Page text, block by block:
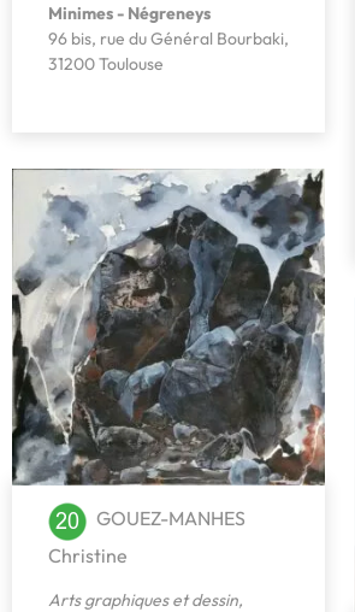
Minimes - Négreneys
96 bis, rue du Général Bourbaki,
31200 Toulouse
GOUEZ-MANHES
Christine
Arts graphiques et dessin,